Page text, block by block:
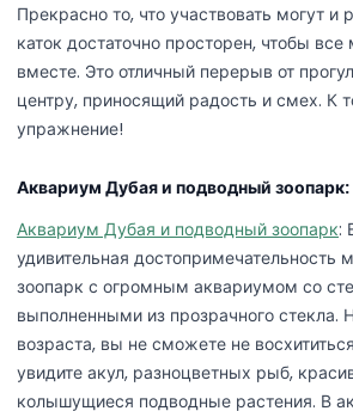
Прекрасно то, что участвовать могут и
каток достаточно просторен, чтобы все
вместе. Это отличный перерыв от
центру, приносящий радость и смех. К
упражнение!
Аквариум Дубая и подводный зоопарк:
Аквариум Дубая и подводный зоопарк:
удивительная
зоопарк с огромным аквариумом со
выполненными из прозрачного стекла.
возраста, вы не сможете не
увидите акул, разноцветных рыб,
колышущиеся подводные растения. В